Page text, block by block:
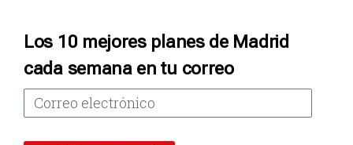
Los 10 mejores planes de Madrid
cada semana en tu correo